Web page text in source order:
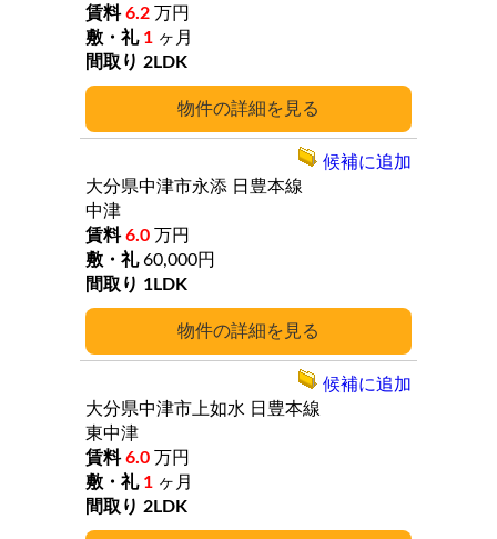
詳細
6.2 万円
1 ヶ月
2LDK
詳細
大分県中津市永添 日豊本線
中津
6.0 万円
60,000円
1LDK
候補に追加
大分県中津市上如水 日豊本線
東中津
6.0 万円
1 ヶ月
2LDK
候補に追加